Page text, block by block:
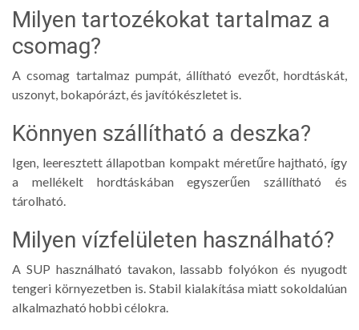
Milyen tartozékokat tartalmaz a
csomag?
A csomag tartalmaz pumpát, állítható evezőt, hordtáskát,
uszonyt, bokapórázt, és javítókészletet is.
Könnyen szállítható a deszka?
Igen, leeresztett állapotban kompakt méretűre hajtható, így
a mellékelt hordtáskában egyszerűen szállítható és
tárolható.
Milyen vízfelületen használható?
A SUP használható tavakon, lassabb folyókon és nyugodt
tengeri környezetben is. Stabil kialakítása miatt sokoldalúan
alkalmazható hobbi célokra.